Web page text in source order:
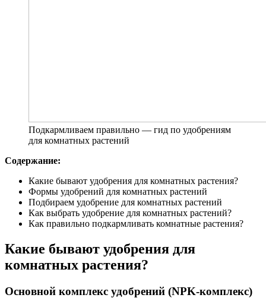
Подкармливаем правильно — гид по удобрениям
для комнатных растений
Содержание:
Какие бывают удобрения для комнатных растения?
Формы удобрений для комнатных растений
Подбираем удобрение для комнатных растений
Как выбрать удобрение для комнатных растений?
Как правильно подкармливать комнатные растения?
Какие бывают удобрения для
комнатных растения?
Основной комплекс удобрений (NPK-комплекс)